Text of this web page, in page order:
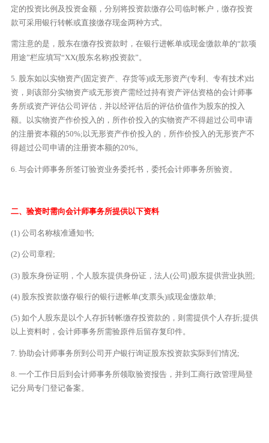
定的投资比例及投资金额，分别将投资款缴存公司临时帐户，缴存投资
款可采用银行转帐或直接缴存现金两种方式。
需注意的是，股东在缴存投资款时，在银行进帐单或现金缴款单的“款项
用途”栏应填写“XX(股东名称)投资款”。
5. 股东如以实物资产(固定资产、存货等)或无形资产(专利、专有技术)出
资，则该部分实物资产或无形资产需经过持有资产评估资格的会计师事
务所或资产评估公司评估，并以经评估后的评估价值作为股东的投入
额。以实物资产作价投入的，所作价投入的实物资产不得超过公司申请
的注册资本额的50%;以无形资产作价投入的，所作价投入的无形资产不
得超过公司申请的注册资本额的20%。
6. 与会计师事务所签订验资业务委托书，委托会计师事务所验资。
二、验资时需向会计师事务所提供以下资料
(1) 公司名称核准通知书;
(2) 公司章程;
(3) 股东身份证明，个人股东提供身份证，法人(公司)股东提供营业执照;
(4) 股东投资款缴存银行的银行进帐单(支票头)或现金缴款单;
(5) 如个人股东是以个人存折转帐缴存投资款的，则需提供个人存折;提供
以上资料时，会计师事务所需验原件后留存复印件。
7. 协助会计师事务所到公司开户银行询证股东投资款实际到们情况;
8. 一个工作日后到会计师事务所领取验资报告，并到工商行政管理局登
记分局专门登记备案。